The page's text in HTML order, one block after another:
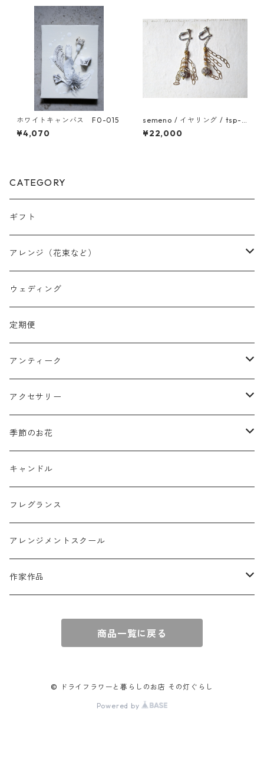
ホワイトキャンバス F0-015
¥4,070
semeno / イヤリング / tsp-0
8 / 23ss
¥22,000
CATEGORY
ギフト
アレンジ（花束など）
スワッグ
リース
クリスマスリース
フラワーボックス
ミニフレーム
リングピロー
フラワーバスケット
壁掛けアレンジ
球体アレンジ
キャンドル
ウェディング
定期便
アンティーク
花器
オブジェ
雑貨
動物
アクセサリー
アクセサリー
semeno
買付品
季節のお花
ミモザ
スモークツリー
キャンドル
フレグランス
アレンジメントスクール
作家作品
商品一覧に戻る
© ドライフラワーと暮らしのお店 その灯ぐらし
Powered by